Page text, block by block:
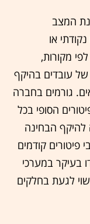
המצב
או
מקורות,
עובדים בהיקף
גורמים בחברה
הסופי בכל
הבחינה
קודמים
בעיקר במערכי
לגעת בחלקים